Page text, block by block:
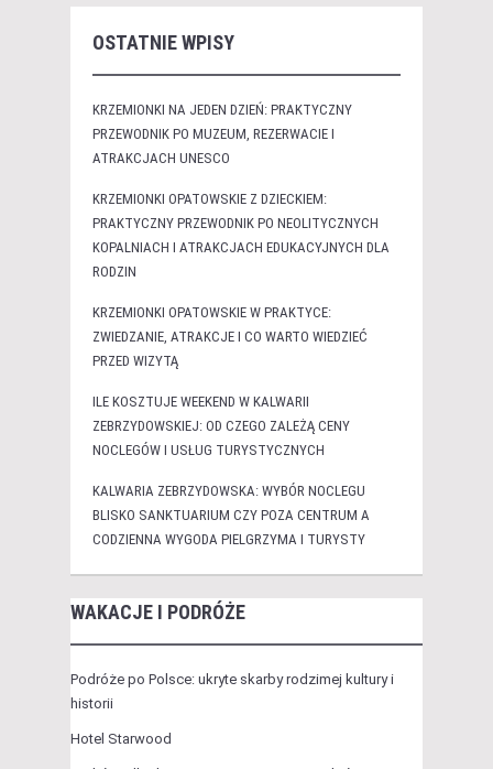
OSTATNIE WPISY
KRZEMIONKI NA JEDEN DZIEŃ: PRAKTYCZNY
PRZEWODNIK PO MUZEUM, REZERWACIE I
ATRAKCJACH UNESCO
KRZEMIONKI OPATOWSKIE Z DZIECKIEM:
PRAKTYCZNY PRZEWODNIK PO NEOLITYCZNYCH
KOPALNIACH I ATRAKCJACH EDUKACYJNYCH DLA
RODZIN
KRZEMIONKI OPATOWSKIE W PRAKTYCE:
ZWIEDZANIE, ATRAKCJE I CO WARTO WIEDZIEĆ
PRZED WIZYTĄ
ILE KOSZTUJE WEEKEND W KALWARII
ZEBRZYDOWSKIEJ: OD CZEGO ZALEŻĄ CENY
NOCLEGÓW I USŁUG TURYSTYCZNYCH
KALWARIA ZEBRZYDOWSKA: WYBÓR NOCLEGU
BLISKO SANKTUARIUM CZY POZA CENTRUM A
CODZIENNA WYGODA PIELGRZYMA I TURYSTY
WAKACJE I PODRÓŻE
Podróże po Polsce: ukryte skarby rodzimej kultury i
historii
Hotel Starwood